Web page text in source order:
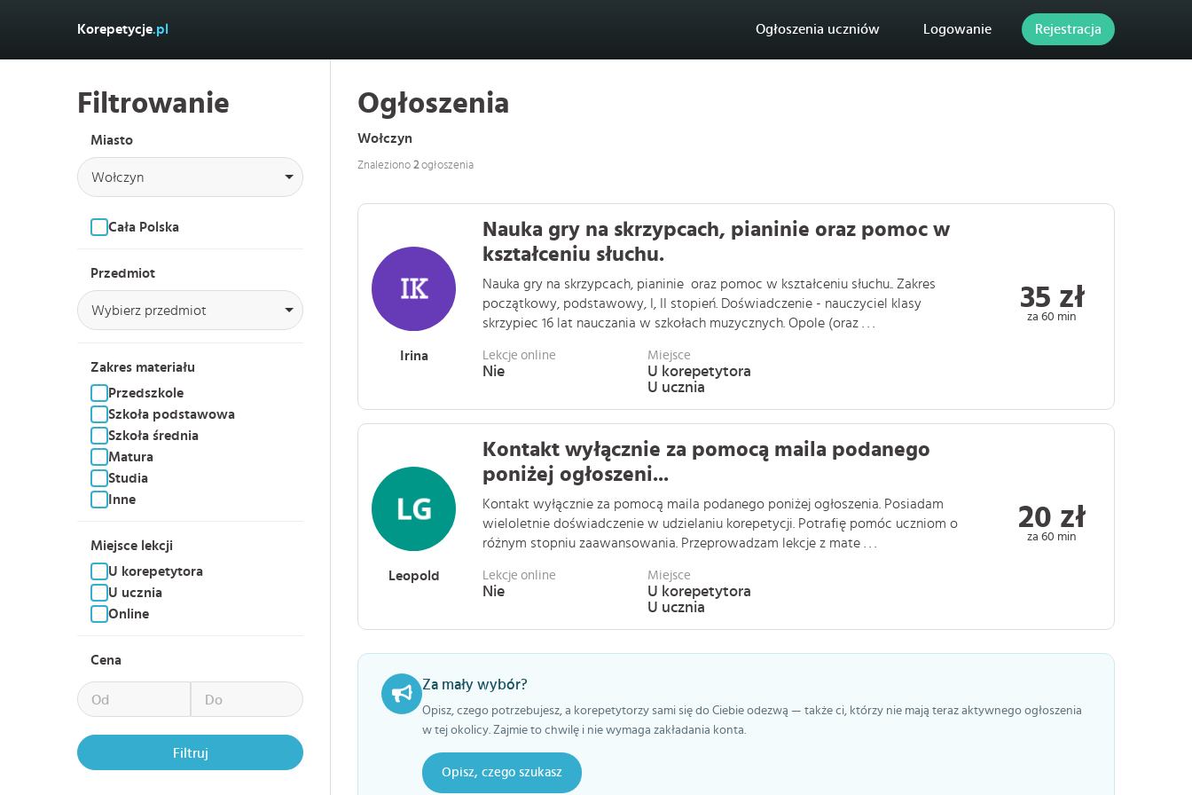
Korepetycje.pl Ogłoszenia uczniów Logowanie Rejestracja
Filtrowanie
Miasto
Wołczyn
Cała Polska
Przedmiot
Wybierz przedmiot
Zakres materiału
Przedszkole
Szkoła podstawowa
Szkoła średnia
Matura
Studia
Inne
Miejsce lekcji
U korepetytora
U ucznia
Online
Cena
Filtruj
Ogłoszenia
Wołczyn
Znaleziono 2ogłoszenia
Irina
Nauka gry na skrzypcach, pianinie oraz pomoc w
kształceniu słuchu.
Nauka gry na skrzypcach, pianinie oraz pomoc w kształceniu słuchu.. Zakres
początkowy, podstawowy, I, II stopień. Doświadczenie - nauczyciel klasy
skrzypiec 16 lat nauczania w szkołach muzycznych. Opole (oraz . . .
Lekcje online
Nie
Miejsce
U korepetytora
U ucznia
35 zł
za 60 min
Leopold
Kontakt wyłącznie za pomocą maila podanego
poniżej ogłoszeni...
Kontakt wyłącznie za pomocą maila podanego poniżej ogłoszenia. Posiadam
wieloletnie doświadczenie w udzielaniu korepetycji. Potrafię pomóc uczniom o
różnym stopniu zaawansowania. Przeprowadzam lekcje z mate . . .
Lekcje online
Nie
Miejsce
U korepetytora
U ucznia
20 zł
za 60 min
Za mały wybór?
Opisz, czego potrzebujesz, a korepetytorzy sami się do Ciebie odezwą — także ci, którzy nie mają teraz aktywnego ogłoszenia
w tej okolicy. Zajmie to chwilę i nie wymaga zakładania konta.
Opisz, czego szukasz